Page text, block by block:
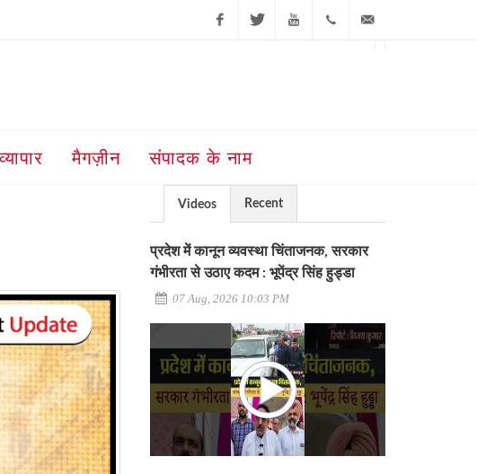
व्यापार मैगज़ीन संपादक के नाम
Videos Recent
प्रदेश में कानून व्यवस्था चिंताजनक, सरकार
गंभीरता से उठाए कदम : भूपेंद्र सिंह हुड्डा
07 Aug, 2026 10:03 PM